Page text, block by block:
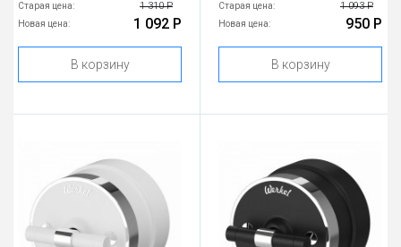
Старая цена: 1 310 Р
Новая цена: 1 092 Р
В корзину
Старая цена: 1 093 Р
Новая цена: 950 Р
В корзину